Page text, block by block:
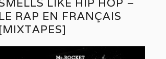
LIKE HIP HOP –
LE RAP EN FRANÇAIS
[MIXTAPES]